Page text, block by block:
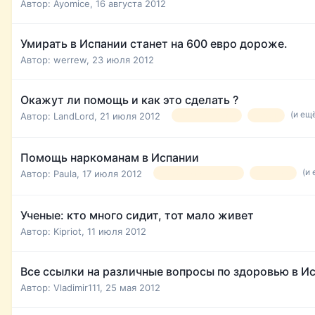
Автор: Ayomice, 16 августа 2012
Умирать в Испании станет на 600 евро дороже.
Автор: werrew, 23 июля 2012
Окажут ли помощь и как это сделать ?
Автор: LandLord, 21 июля 2012 (и
Помощь наркоманам в Испании
Автор: Paula, 17 июля 2012 (и
Ученые: кто много сидит, тот мало живет
Автор: Kipriot, 11 июля 2012
Все ссылки на различные вопросы по здоровью в
Автор: Vladimir111, 25 мая 2012